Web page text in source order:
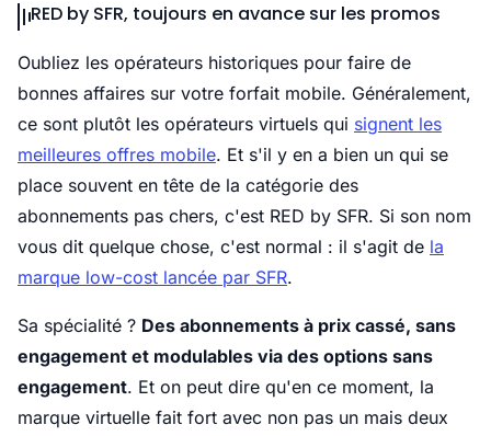
RED by SFR, toujours en avance sur les promos
Oubliez les opérateurs historiques pour faire de
bonnes affaires sur votre forfait mobile. Généralement,
ce sont plutôt les opérateurs virtuels qui signent les
meilleures offres mobile. Et s'il y en a bien un qui se
place souvent en tête de la catégorie des
abonnements pas chers, c'est RED by SFR. Si son nom
vous dit quelque chose, c'est normal : il s'agit de la
marque low-cost lancée par SFR.
Sa spécialité ? Des abonnements à prix cassé, sans
engagement et modulables via des options sans
engagement. Et on peut dire qu'en ce moment, la
marque virtuelle fait fort avec non pas un mais deux